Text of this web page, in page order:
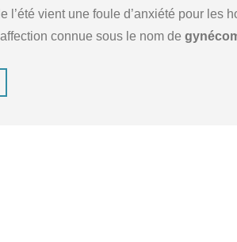
l’été vient une foule d’anxiété pour les
connue sous le nom de